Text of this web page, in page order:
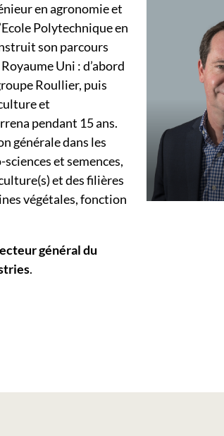
en agronomie et
Polytechnique en
son parcours
Uni : d’abord
Roullier, puis
et
pendant 15 ans.
générale dans les
et semences,
et des filières
végétales, fonction
général du
.